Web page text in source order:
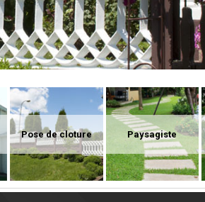
Pose de cloture Paysagiste